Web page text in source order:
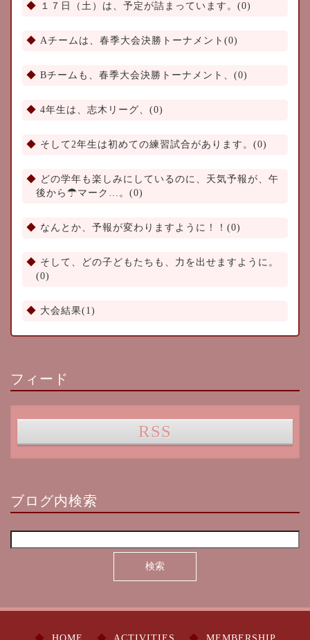
１７日（土）は、予定が詰まっています。(0)
Aチームは、春季大会決勝トーナメント(0)
Bチームも、春季大会決勝トーナメント、(0)
4年生は、志木リーグ、(0)
そして2年生は初めての練習試合があります。(0)
どの学年も楽しみにしているのに、天気予報が、午
後から☂マーク…。(0)
なんとか、予報が変わりますように！！(0)
そして、どの子どもたちも、力を出せますように。
(0)
大会結果(1)
フィード
RSS
ブログ内検索